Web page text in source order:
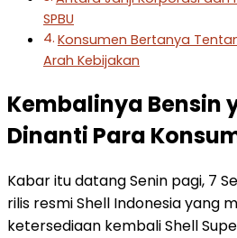
SPBU
Konsumen Bertanya
Arah Kebijakan
Kembalinya Bensin
Dinanti Para
Kabar itu datang Senin pagi, 7
rilis resmi Shell Indonesia yang
ketersediaan kembali Shell